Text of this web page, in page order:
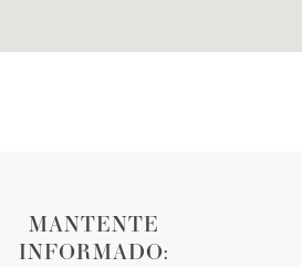
MANTENTE
INFORMADO: